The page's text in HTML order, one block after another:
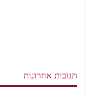
תגובות אחרונות